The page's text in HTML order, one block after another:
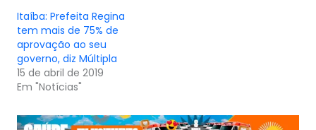
Itaíba: Prefeita Regina
tem mais de 75% de
aprovação ao seu
governo, diz Múltipla
15 de abril de 2019
Em "Notícias"